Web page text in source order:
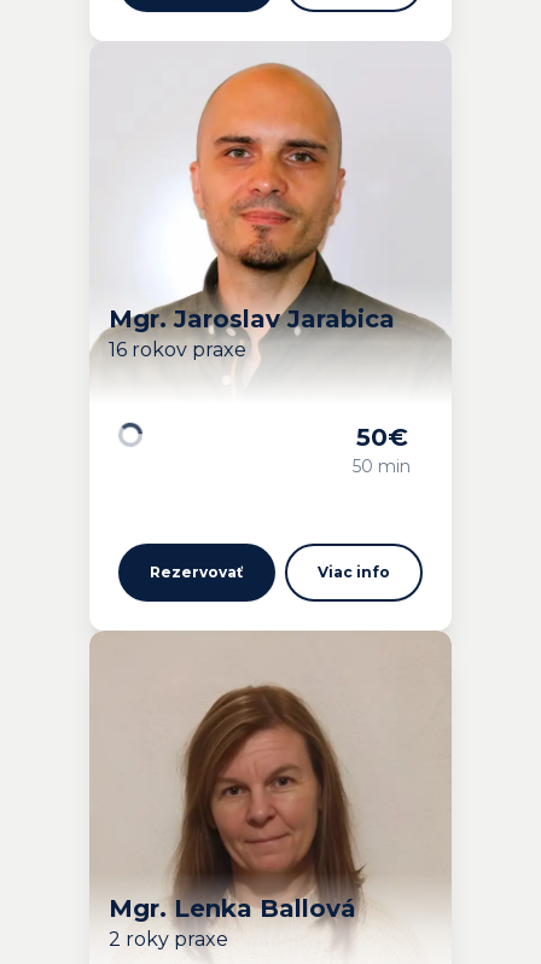
Mgr. Jaroslav Jarabica
16 rokov praxe
50€
50 min
Rezervovať Viac info
Mgr. Lenka Ballová
2 roky praxe